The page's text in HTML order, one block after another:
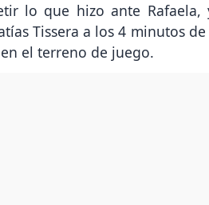
lo que hizo ante
Tissera a los 4 minutos
el terreno de juego.